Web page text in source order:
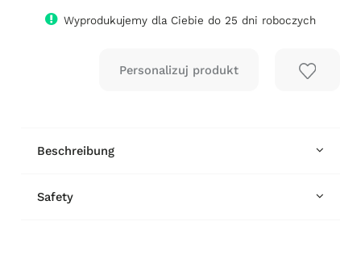
Wyprodukujemy dla Ciebie do 25 dni roboczych
Beschreibung
Safety